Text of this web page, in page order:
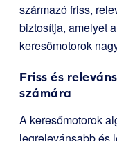
származó friss,
biztosítja, amelyet
keresőmotorok
Friss és
számára
A keresőmotorok